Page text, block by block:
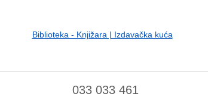
Biblioteka - Knjižara | Izdavačka kuća
033 033 461